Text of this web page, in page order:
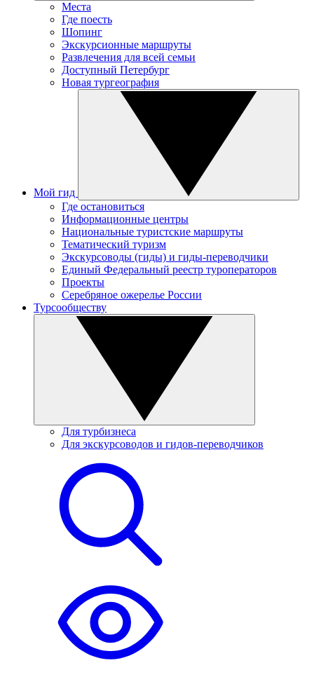
Места
Где поесть
Шопинг
Экскурсионные маршруты
Развлечения для всей семьи
Доступный Петербург
Новая тургеография
Мой гид
Где остановиться
Информационные центры
Национальные туристские маршруты
Тематический туризм
Экскурсоводы (гиды) и гиды-переводчики
Единый Федеральный реестр туроператоров
Проекты
Серебряное ожерелье России
Турсообществу
Для турбизнеса
Для экскурсоводов и гидов-переводчиков